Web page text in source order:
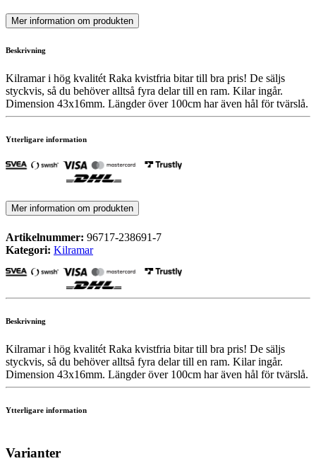
Mer information om produkten
Beskrivning
Kilramar i hög kvalitét Raka kvistfria bitar till bra pris! De säljs
styckvis, så du behöver alltså fyra delar till en ram. Kilar ingår.
Dimension 43x16mm. Längder över 100cm har även hål för tvärslå.
Ytterligare information
Mer information om produkten
Artikelnummer: 96717-238691-7
Kategori: Kilramar
Beskrivning
Kilramar i hög kvalitét Raka kvistfria bitar till bra pris! De säljs
styckvis, så du behöver alltså fyra delar till en ram. Kilar ingår.
Dimension 43x16mm. Längder över 100cm har även hål för tvärslå.
Ytterligare information
Varianter